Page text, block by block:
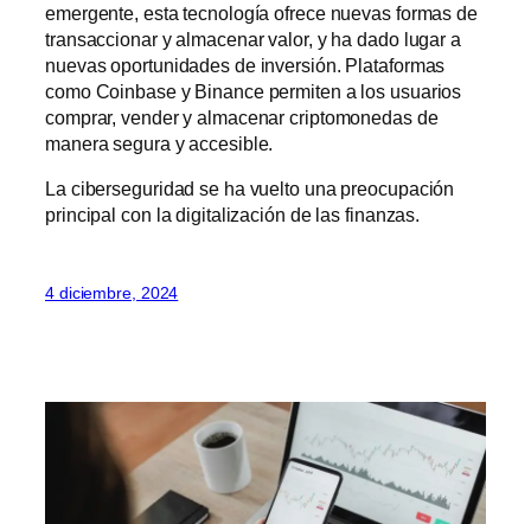
emergente, esta tecnología ofrece nuevas formas de
transaccionar y almacenar valor, y ha dado lugar a
nuevas oportunidades de inversión. Plataformas
como Coinbase y Binance permiten a los usuarios
comprar, vender y almacenar criptomonedas de
manera segura y accesible.
La ciberseguridad se ha vuelto una preocupación
principal con la digitalización de las finanzas.
4 diciembre, 2024